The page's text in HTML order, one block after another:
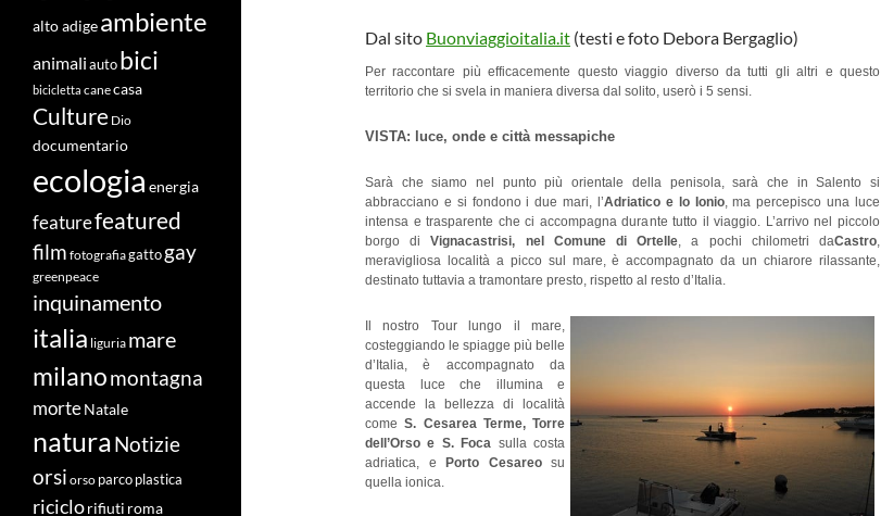
Dal sito Buonviaggioitalia.it (testi e foto Debora Bergaglio)
Per raccontare più efficacemente questo viaggio diverso da tutti gli altri e questo
territorio che si svela in maniera diversa dal solito, userò i 5 sensi.
VISTA: luce, onde e città messapiche
Sarà che siamo nel punto più orientale della penisola, sarà che in Salento si
abbracciano e si fondono i due mari, l’Adriatico e lo Ionio, ma percepisco una luce
intensa e trasparente che ci accompagna durante tutto il viaggio. L’arrivo nel piccolo
borgo diVignacastrisi, nel Comune di Ortelle, a pochi chilometri daCastro,
meravigliosa località a picco sul mare, è accompagnato da un chiarore rilassante,
destinato tuttavia a tramontare presto, rispetto al resto d’Italia.
Il nostro Tour lungo il mare,
costeggiando le spiagge più belle
d’Italia, è accompagnato da
questa luce che illumina e
accende la bellezza di località
comeS. Cesarea Terme, Torre
dell’Orso e S. Foca sulla costa
adriatica, e
Porto Cesareosu
quella ionica.
alto adigeambiente
animali auto bici
bicicletta canecasa
Culture Dio
documentario
ecologia energia
featurefeatured
film fotografiagatto gay
greenpeace
inquinamento
italia liguria mare
milanomontagna
morteNatale
naturaNotizie
orsi orso parco plastica
riciclorifiuti roma